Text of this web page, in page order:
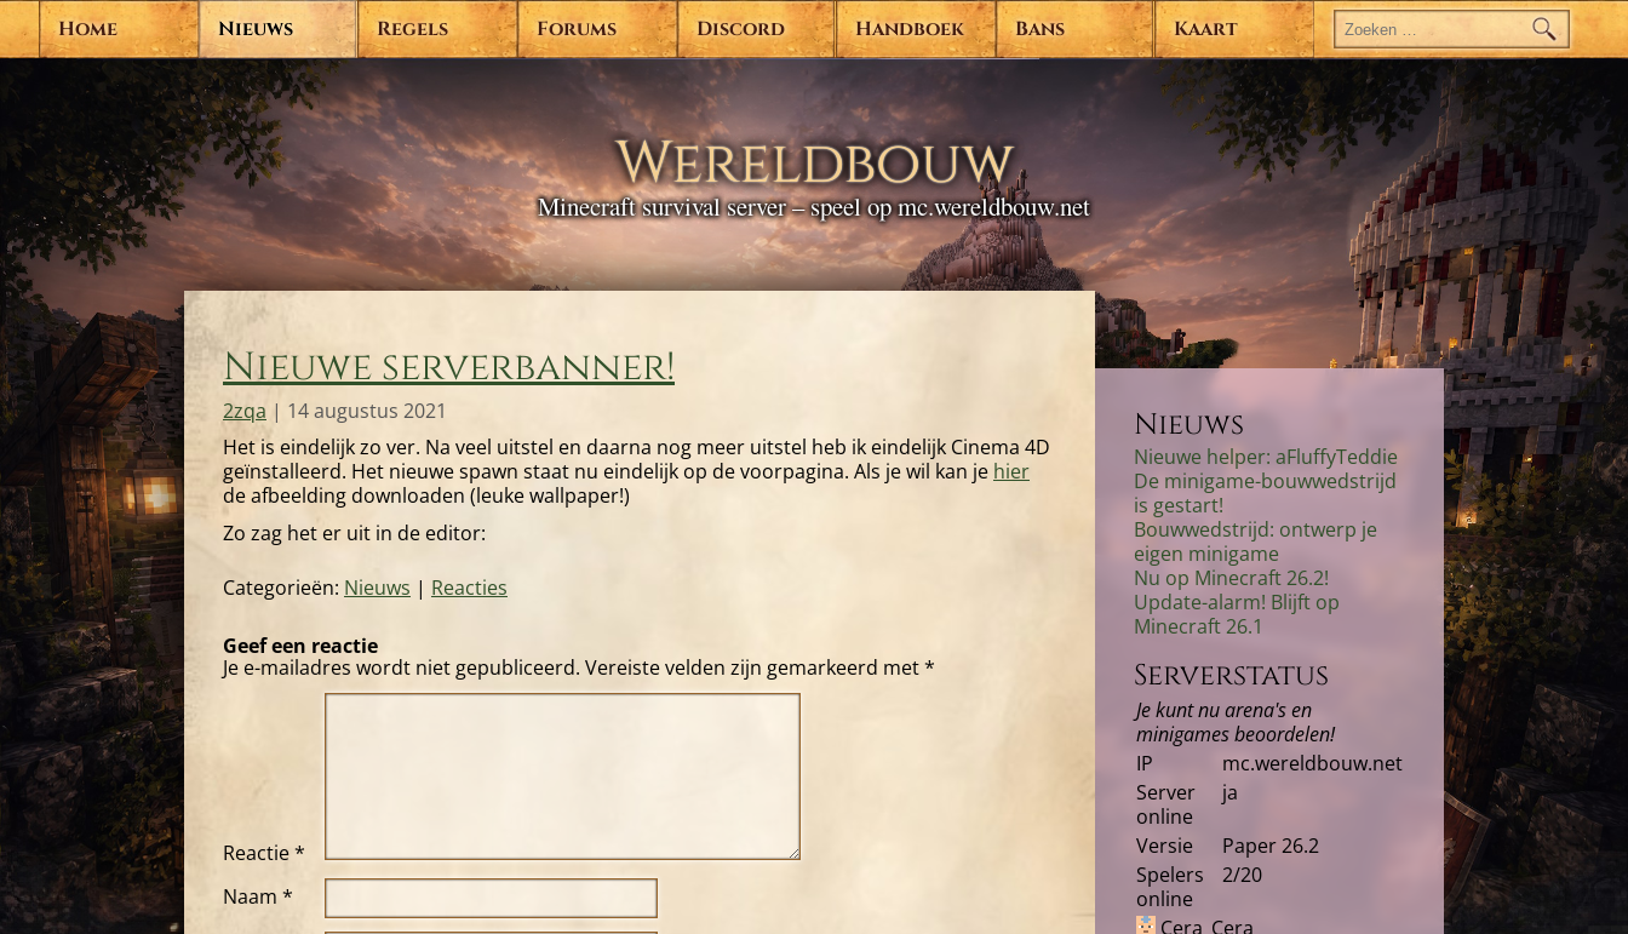
Home Nieuws Regels Forums Discord Handboek Bans Kaart
Zoeken
naar:
Wereldbouw
Minecraft survival server – speel op mc.wereldbouw.net
Nieuwe serverbanner!
2zqa | 14 augustus 2021
Het is eindelijk zo ver. Na veel uitstel en daarna nog meer uitstel heb ik eindelijk Cinema 4D
geïnstalleerd. Het nieuwe spawn staat nu eindelijk op de voorpagina. Als je wil kan je hier
de afbeelding downloaden (leuke wallpaper!)
Zo zag het er uit in de editor:
Categorieën: Nieuws | Reacties
Geef een reactie
Je e-mailadres wordt niet gepubliceerd. Vereiste velden zijn gemarkeerd met*
Reactie*
Naam *
Nieuws
Nieuwe helper: aFluffyTeddie
De minigame-bouwwedstrijd
is gestart!
Bouwwedstrijd: ontwerp je
eigen minigame
Nu op Minecraft 26.2!
Update-alarm! Blijft op
Minecraft 26.1
Serverstatus
Je kunt nu arena's en
minigames beoordelen!
IP
mc.wereldbouw.net
Server
online
ja
Versie
Paper 26.2
Spelers
online
2/20
Cera_Cera